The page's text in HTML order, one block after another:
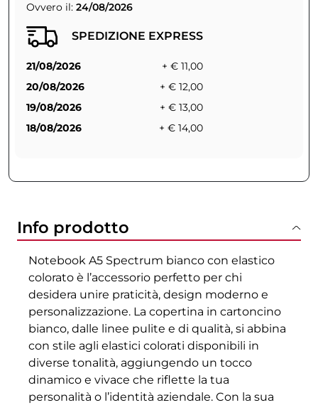
Ovvero il: 24/08/2026
SPEDIZIONE EXPRESS
21/08/2026
+ € 11,00
20/08/2026
+ € 12,00
19/08/2026
+ € 13,00
18/08/2026
+ € 14,00
Info prodotto
Notebook A5 Spectrum bianco con elastico
colorato è l’accessorio perfetto per chi
desidera unire praticità, design moderno e
personalizzazione. La copertina in cartoncino
bianco, dalle linee pulite e di qualità, si abbina
con stile agli elastici colorati disponibili in
diverse tonalità, aggiungendo un tocco
dinamico e vivace che riflette la tua
personalità o l’identità aziendale. Con la sua